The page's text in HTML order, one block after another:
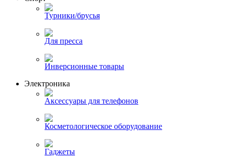
Турники/брусья
Для пресса
Инверсионные товары
Электроника
Аксессуары для телефонов
Косметологическое оборудование
Гаджеты